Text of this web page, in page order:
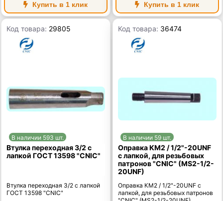
Купить в 1 клик Купить в 1 клик
Код товара: 29805
В наличии 593 шт.
Втулка переходная 3/2 с
лапкой ГОСТ 13598 "CNIC"
Втулка переходная 3/2 с лапкой
ГОСТ 13598 "CNIC"
Код товара: 36474
В наличии 59 шт.
Оправка КМ2 / 1/2"-20UNF
с лапкой, для резьбовых
патронов "CNIC" (MS2-1/2-
20UNF)
Оправка КМ2 / 1/2"-20UNF с
лапкой, для резьбовых патронов